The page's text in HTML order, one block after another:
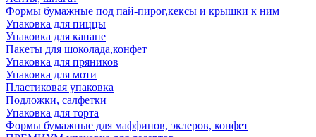
Формы бумажные под пай-пирог,кексы и крышки к ним
Упаковка для пиццы
Упаковка для канапе
Пакеты для шоколада,конфет
Упаковка для пряников
Упаковка для моти
Пластиковая упаковка
Подложки, салфетки
Упаковка для торта
Формы бумажные для маффинов, эклеров, конфет